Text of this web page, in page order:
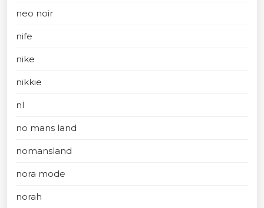
neo noir
nife
nike
nikkie
nl
no mans land
nomansland
nora mode
norah